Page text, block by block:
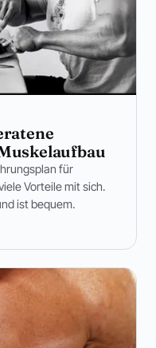
für
Vorteile mit sich.
ist bequem.